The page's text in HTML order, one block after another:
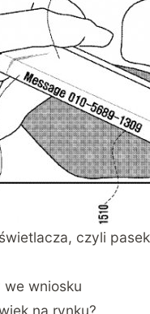
czyli
wniosku
na rynku?